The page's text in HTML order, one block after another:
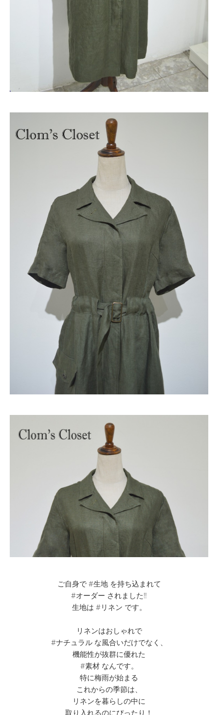
ご自身で #生地 を持ち込まれて
#オーダー されました‼
生地は #リネン です。
リネンはおしゃれで
#ナチュラル な風合いだけでなく、
機能性が抜群に優れた
#素材 なんです。
特に梅雨が始まる
これからの季節は、
リネンを暮らしの中に
取り入れるのにぴったり！